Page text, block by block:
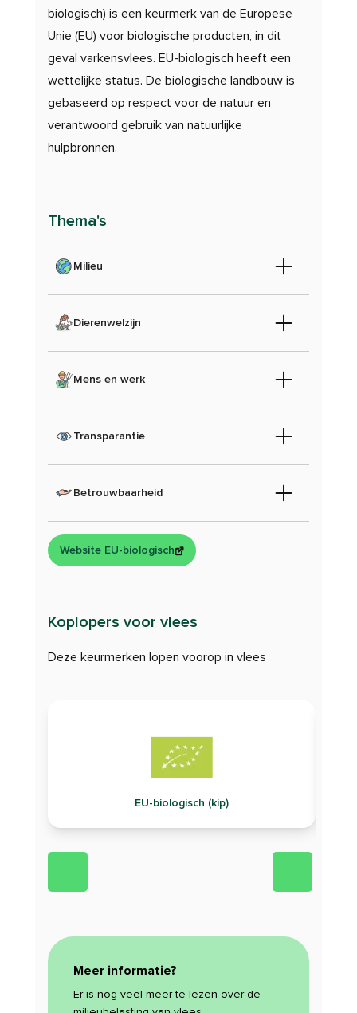
biologisch) is een keurmerk van de Europese
Unie (EU) voor biologische producten, in dit
geval varkensvlees. EU-biologisch heeft een
wettelijke status. De biologische landbouw is
gebaseerd op respect voor de natuur en
verantwoord gebruik van natuurlijke
hulpbronnen.
Thema's
Milieu
Dierenwelzijn
Mens en werk
Transparantie
Betrouwbaarheid
Website EU-biologisch
Koplopers voor vlees
Deze keurmerken lopen voorop in vlees
EU-biologisch (kip)
Meer informatie?
Er is nog veel meer te lezen over de